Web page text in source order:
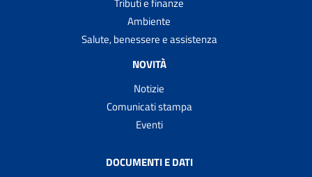
Ambiente
Salute, benessere e assistenza
NOVITÀ
Notizie
Comunicati stampa
Eventi
DOCUMENTI E DATI